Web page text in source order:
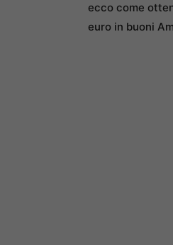
ecco come
euro in buoni